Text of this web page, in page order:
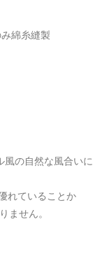
綿糸縫製
風の自然な風合いに
れていることか
ません。